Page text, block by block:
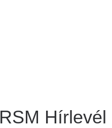
RSM Hírlevél